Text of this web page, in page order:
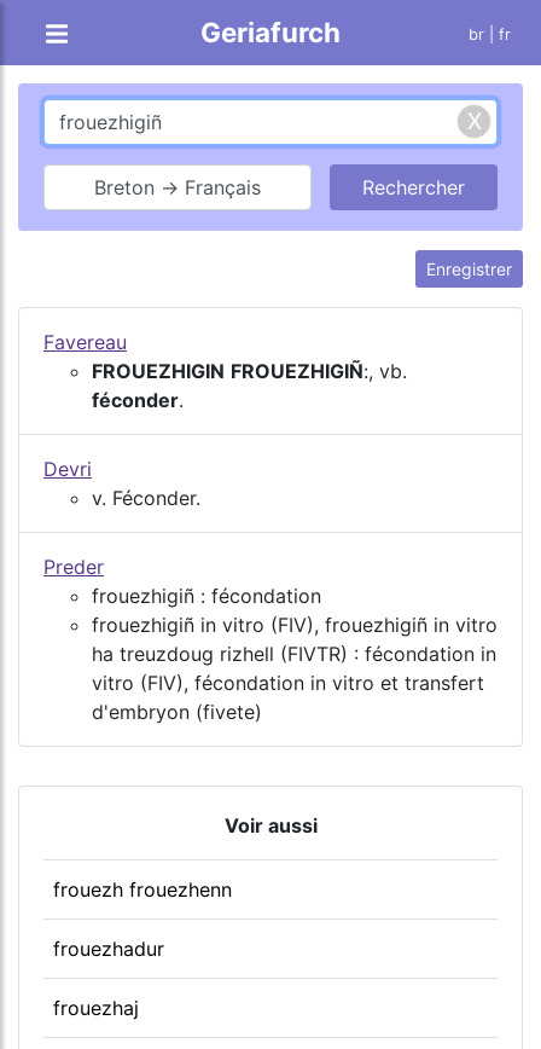
Geriafurch br | fr
Breton → Français
Enregistrer
Favereau
FROUEZHIGIN FROUEZHIGIÑ:, vb.
féconder.
Devri
v. Féconder.
Preder
frouezhigiñ : fécondation
frouezhigiñ in vitro (FIV), frouezhigiñ in vitro
ha treuzdoug rizhell (FIVTR) : fécondation in
vitro (FIV), fécondation in vitro et transfert
d'embryon (fivete)
Voir aussi
frouezh frouezhenn
frouezhadur
frouezhaj